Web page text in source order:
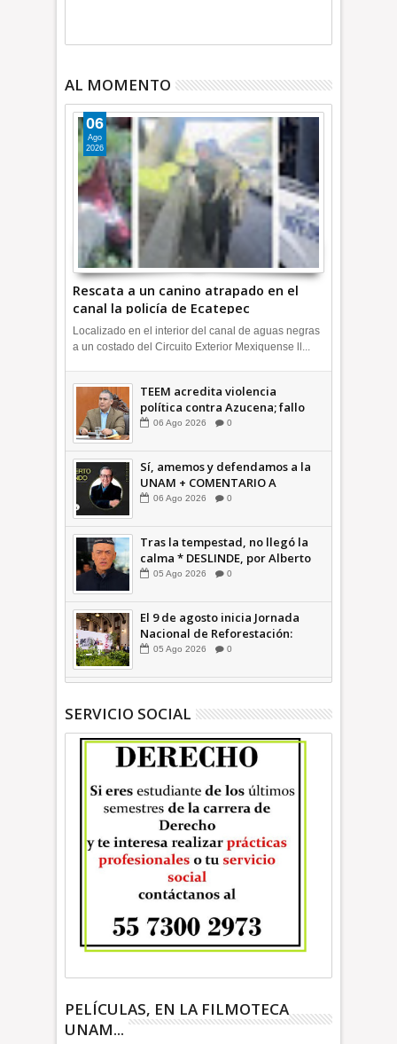
AL MOMENTO
Rescata a un canino atrapado en el
canal la policía de Ecatepec
INFORMATIVA
06
Ago
2026
Localizado en el interior del canal de aguas negras
a un costado del Circuito Exterior Mexiquense ll...
TEEM acredita violencia
política contra Azucena; fallo
confirma guerra sucia: Octavio
06 Ago 2026 0
Sí, amemos y defendamos a la
UNAM + COMENTARIO A
TIEMPO
06 Ago 2026 0
Tras la tempestad, no llegó la
calma * DESLINDE, por Alberto
Witvrun OPINIÓN
05 Ago 2026 0
El 9 de agosto inicia Jornada
Nacional de Reforestación:
presidenta Sheinbaum +Video
05 Ago 2026 0
SERVICIO SOCIAL
PELÍCULAS, EN LA FILMOTECA
UNAM...